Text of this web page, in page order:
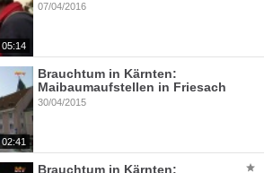
05:14
07/04/2016
02:41
Brauchtum in Kärnten:
Maibaumaufstellen in Friesach
30/04/2015
Brauchtum in Kärnten: